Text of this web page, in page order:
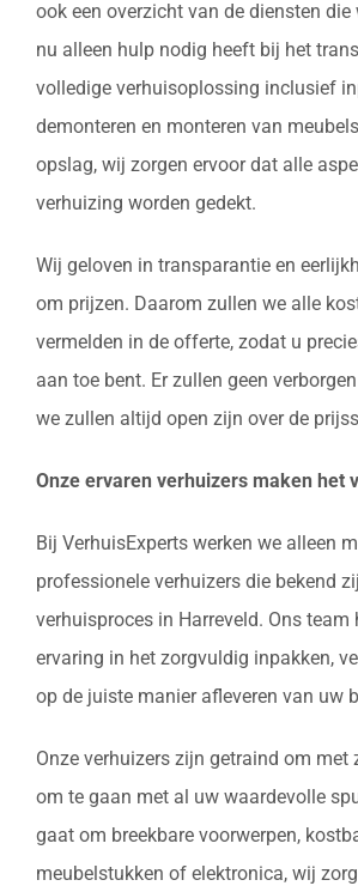
ook een overzicht van de diensten die
nu alleen hulp nodig heeft bij het
volledige verhuisoplossing inclusief
demonteren en monteren van
opslag, wij zorgen ervoor dat alle
verhuizing worden gedekt.
Wij geloven in transparantie en
om prijzen. Daarom zullen we alle
vermelden in de offerte, zodat u
aan toe bent. Er zullen geen
we zullen altijd open zijn over de
Onze ervaren verhuizers maken het
Bij VerhuisExperts werken we alleen
professionele verhuizers die bekend
verhuisproces in Harreveld. Ons team
ervaring in het zorgvuldig inpakken,
op de juiste manier afleveren van uw
Onze verhuizers zijn getraind om met
om te gaan met al uw waardevolle
gaat om breekbare voorwerpen,
meubelstukken of elektronica, wij